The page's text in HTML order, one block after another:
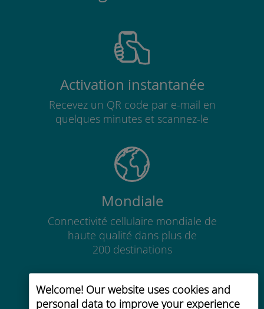
Welcome! Our website uses cookies and
personal data to improve your experience
Activation instantanée
Recevez un QR code par e-mail en
quelques minutes et scannez-le
Mondiale
Connectivité cellulaire mondiale de
haute qualité dans plus de
200 destinations